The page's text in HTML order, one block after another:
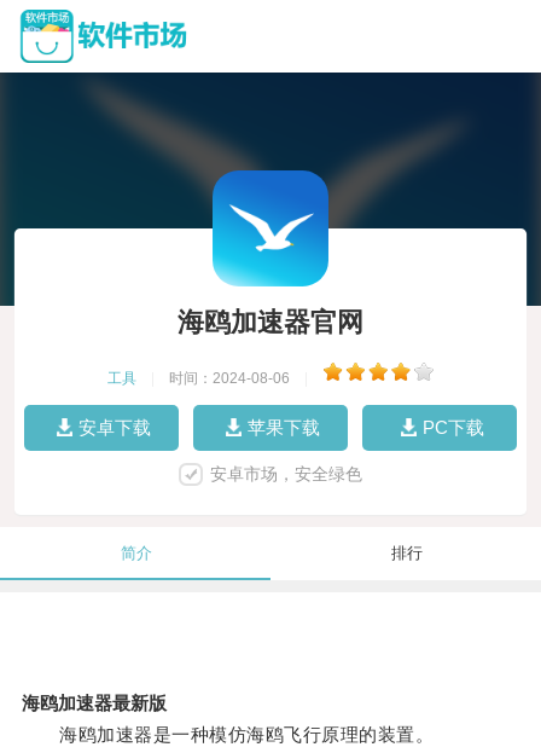
海鸥加速器官网
工具 时间：2024-08-06
安卓下载 苹果下载 PC下载
安卓市场，安全绿色
简介 排行
海鸥加速器最新版
海鸥加速器是一种模仿海鸥飞行原理的装置。